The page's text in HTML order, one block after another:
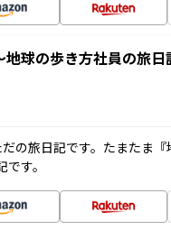
球の歩き方社員の旅日
の旅日記です。たまたま
す。